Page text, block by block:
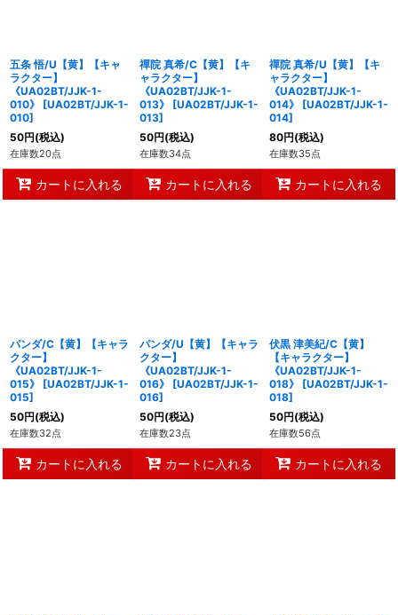
五条 悟/U【黄】【キャ
ラクター】
《UA02BT/JJK-1-
010》
[UA02BT/JJK-1-
010]
50円(税込)
在庫数20点
カートに入れる
禪院 真希/C【黄】【キ
ャラクター】
《UA02BT/JJK-1-
013》
[UA02BT/JJK-1-
013]
50円(税込)
在庫数34点
カートに入れる
禪院 真希/U【黄】【キ
ャラクター】
《UA02BT/JJK-1-
014》
[UA02BT/JJK-1-
014]
80円(税込)
在庫数35点
カートに入れる
パンダ/C【黄】【キャラ
クター】
《UA02BT/JJK-1-
015》
[UA02BT/JJK-1-
015]
50円(税込)
在庫数32点
カートに入れる
パンダ/U【黄】【キャラ
クター】
《UA02BT/JJK-1-
016》
[UA02BT/JJK-1-
016]
50円(税込)
在庫数23点
カートに入れる
伏黒 津美紀/C【黄】
【キャラクター】
《UA02BT/JJK-1-
018》
[UA02BT/JJK-1-
018]
50円(税込)
在庫数56点
カートに入れる